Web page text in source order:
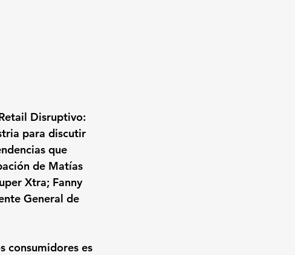
Disruptivo:
para discutir
que
de Matías
Xtra; Fanny
General de
consumidores es